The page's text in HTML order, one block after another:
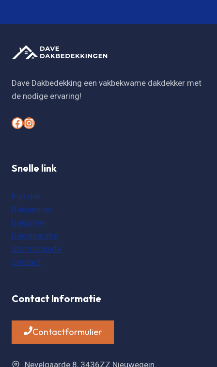
Dave Dakbedekking een vakbekwame dakdekker met
de nodige ervaring!
# #
Snelle link
Plat dak
Dakpannen
Dakgoten
Dakreparatie
Stormschade
Contact
Contact Informatie
Contactformulier
Nevelgaarde 8, 3436ZZ Nieuwegein